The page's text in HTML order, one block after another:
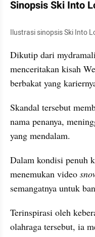
Sinopsis Ski Into
Ilustrasi sinopsis Ski Into
Dikutip dari
menceritakan kisah
berbakat yang
Skandal tersebut
nama penanya,
yang mendalam.
Dalam kondisi penuh
menemukan video
semangatnya untuk
Terinspirasi oleh
olahraga tersebut, ia